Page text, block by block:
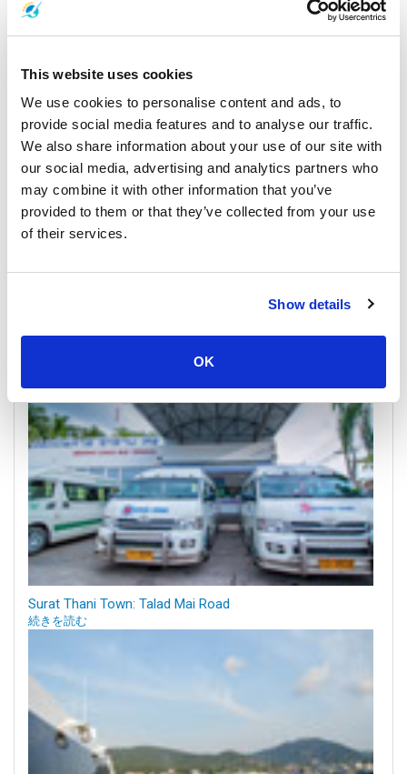
This website uses cookies
We use cookies to personalise content and ads, to
provide social media features and to analyse our traffic.
We also share information about your use of our site with
our social media, advertising and analytics partners who
may combine it with other information that you’ve
provided to them or that they’ve collected from your use
of their services.
Show details
OK
All Prices & Schedules
Surat Thani Town: Talad Mai Road
続きを読む